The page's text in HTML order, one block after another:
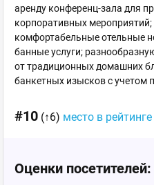
аренду конференц-зала для
корпоративных мероприятий;
комфортабельные отельные
банные услуги;
от традиционных домашних
банкетных изысков с учетом
#10 (↑6) место в
Оценки посетителей: